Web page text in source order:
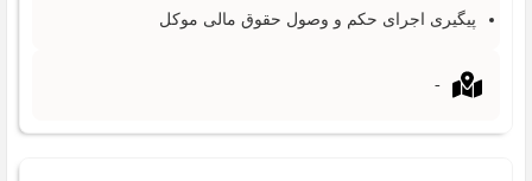
پیگیری اجرای حکم و وصول حقوق مالی موکل
-